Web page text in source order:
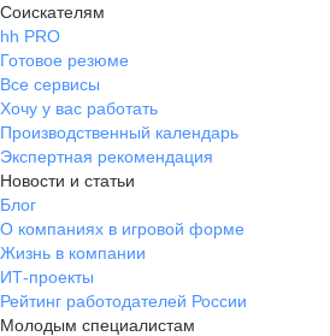
Соискателям
hh PRO
Готовое резюме
Все сервисы
Хочу у вас работать
Производственный календарь
Экспертная рекомендация
Новости и статьи
Блог
О компаниях в игровой форме
Жизнь в компании
ИТ-проекты
Рейтинг работодателей России
Молодым специалистам